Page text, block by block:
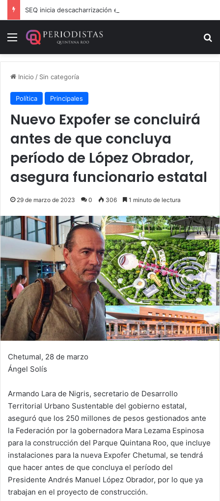
Menú
Inicio / Sin categoría
Política Principales
Nuevo Expofer se concluirá
antes de que concluya
período de López Obrador,
asegura funcionario estatal
29 de marzo de 2023 0 306 1 minuto de lectura
Chetumal, 28 de marzo
Ángel Solís
Armando Lara de Nigris, secretario de Desarrollo
Territorial Urbano Sustentable del gobierno estatal,
aseguró que los 250 millones de pesos gestionados ante
la Federación por la gobernadora Mara Lezama Espinosa
para la construcción del Parque Quintana Roo, que incluye
instalaciones para la nueva Expofer Chetumal, se tendrá
que hacer antes de que concluya el período del
Presidente Andrés Manuel López Obrador, por lo que ya
trabajan en el proyecto de construcción.